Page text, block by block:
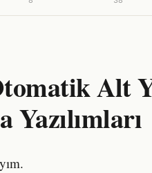
Alt
Yazılımları